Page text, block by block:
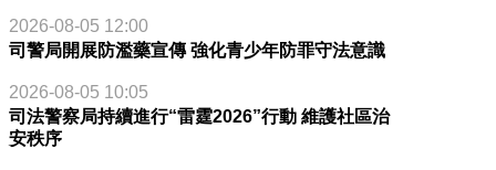
2026-08-05 12:00
司警局開展防濫藥宣傳 強化青少年防罪守法意識
2026-08-05 10:05
司法警察局持續進行“雷霆2026”行動 維護社區治
安秩序